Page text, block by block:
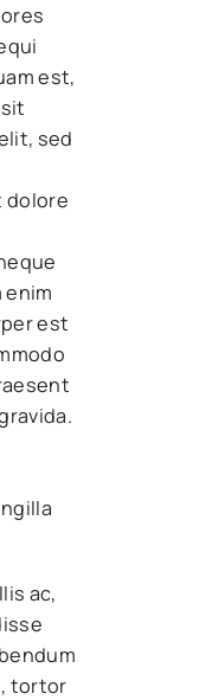
est,
sed
dolore
enim
est
ac,
tortor